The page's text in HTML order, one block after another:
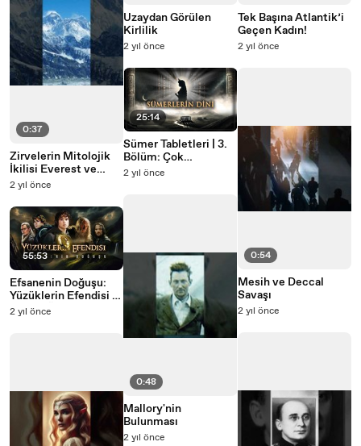
0:37
Zirvelerin Mitolojik
İkilisi Everest ve
Lhotse
2 yıl önce
55:53
Efsanenin Doğuşu:
Yüzüklerin Efendisi |
Çekim Öyküsü
2 yıl önce
Uzaydan Görülen
Kirlilik
2 yıl önce
25:14
Sümer Tabletleri | 3.
Bölüm: Çok
Tanrıcılığın Kökeni
2 yıl önce
0:48
Mallory'nin
Bulunması
2 yıl önce
Tek Başına Atlantik’i
Geçen Kadın!
2 yıl önce
0:54
Mesih ve Deccal
Savaşı
2 yıl önce